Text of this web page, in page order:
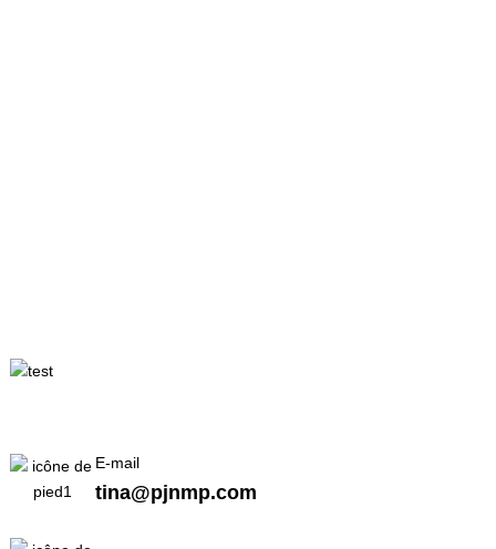
E-mail
tina@pjnmp.com